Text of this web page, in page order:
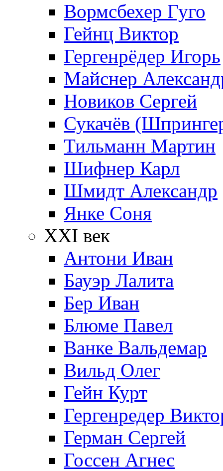
Вормсбехер Гуго
Гейнц Виктор
Гергенрёдер Игорь
Майснер
Новиков Сергей
Сукачёв
Тильманн Мартин
Шифнер Карл
Шмидт Александр
Янке Соня
XXI век
Антони Иван
Бауэр Лалита
Бер Иван
Блюме Павел
Ванке Вальдемар
Вильд Олег
Гейн Курт
Гергенредер
Герман Сергей
Госсен Агнес